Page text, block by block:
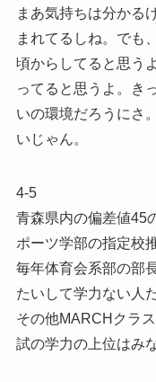
まあ気持ちは分かる
まれてるしね。でも
頃からしてると思う
ってると思うよ。き
いの環境だろうにさ
いじゃん。
4-5
青森県内の偏差値45
ポーツ学部の指定校
毎年体育会系部の部
たいして学力ない人
その他MARCHクラ
試の学力の上位はみ